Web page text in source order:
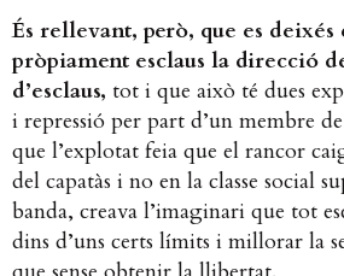
És rellevant, però, que es deixés
pròpiament esclaus la direcció
d’esclaus, tot i que això té dues
i repressió per part d’un membre
que l’explotat feia que el rancor
del capatàs i no en la classe social
banda, creava l’imaginari que tot
dins d’uns certs límits i millorar la